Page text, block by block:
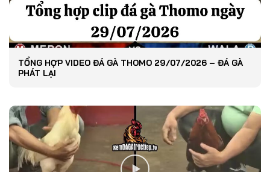
TỔNG HỢP VIDEO ĐÁ GÀ THOMO 29/07/2026 – ĐÁ GÀ
PHÁT LẠI